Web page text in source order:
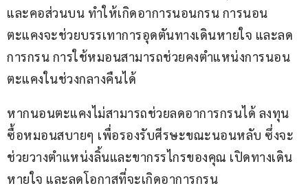
และคอส่วนบน ทำให้เกิดอาการนอนกรน การนอน
ตะแคงจะช่วยบรรเทาการอุดตันทางเดินหายใจ และลด
การกรน การใช้หมอนสามารถช่วยคงตำแหน่งการนอน
ตะแคงในช่วงกลางคืนได้
หากนอนตะแคงไม่สามารถช่วยลดอาการกรนได้ ลงทุน
ซื้อหมอนสบายๆ เพื่อรองรับศีรษะขณะนอนหลับ ซึ่งจะ
ช่วยวางตำแหน่งลิ้นและขากรรไกรของคุณ เปิดทางเดิน
หายใจ และลดโอกาสที่จะเกิดอาการกรน